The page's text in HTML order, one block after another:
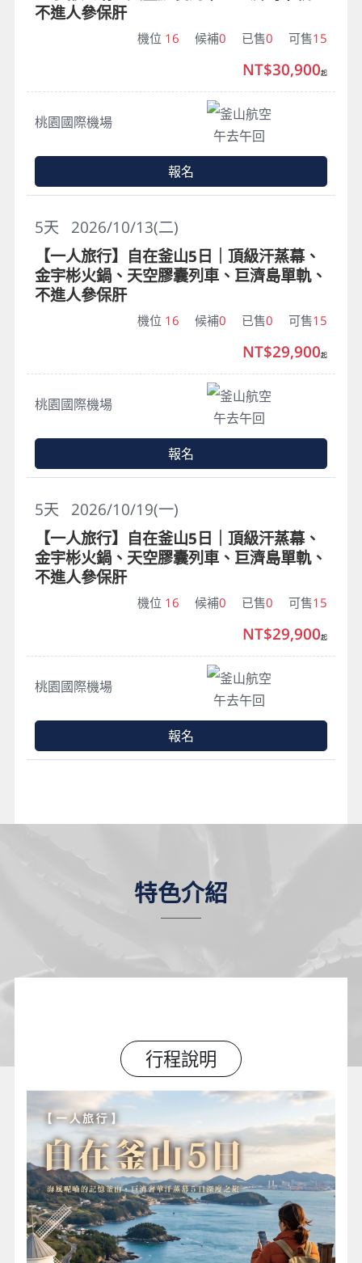
特色介紹
行程說明
不進人參保肝
機位 16 候補0 已售0 可售15
桃園國際機場
釜山航空
午去午回
NT$30,900起
報名
2026/10/13(二)
5天
【一人旅行】自在釜山5日｜頂級汗蒸幕、
金宇彬火鍋、天空膠囊列車、巨濟島單軌、
不進人參保肝
機位 16 候補0 已售0 可售15
桃園國際機場
釜山航空
午去午回
NT$29,900起
報名
2026/10/19(一)
5天
【一人旅行】自在釜山5日｜頂級汗蒸幕、
金宇彬火鍋、天空膠囊列車、巨濟島單軌、
不進人參保肝
機位 16 候補0 已售0 可售15
桃園國際機場
釜山航空
午去午回
NT$29,900起
報名